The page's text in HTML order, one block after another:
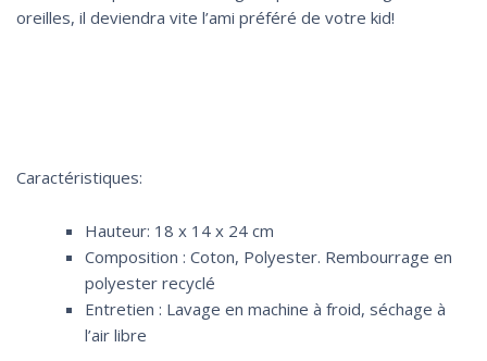
oreilles, il deviendra vite l’ami préféré de votre kid!
Caractéristiques:
Hauteur: 18 x 14 x 24 cm
Composition : Coton, Polyester. Rembourrage en
polyester recyclé
Entretien : Lavage en machine à froid, séchage à
l’air libre